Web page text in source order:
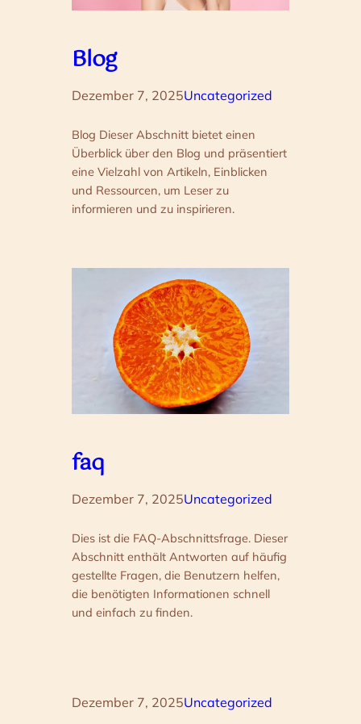
Blog
Dezember 7, 2025Uncategorized
Blog Dieser Abschnitt bietet einen
Überblick über den Blog und präsentiert
eine Vielzahl von Artikeln, Einblicken
und Ressourcen, um Leser zu
informieren und zu inspirieren.
faq
Dezember 7, 2025Uncategorized
Dies ist die FAQ-Abschnittsfrage. Dieser
Abschnitt enthält Antworten auf häufig
gestellte Fragen, die Benutzern helfen,
die benötigten Informationen schnell
und einfach zu finden.
Dezember 7, 2025Uncategorized